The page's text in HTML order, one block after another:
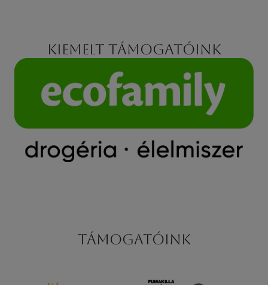
Kiemelt támogatóink
Támogatóink